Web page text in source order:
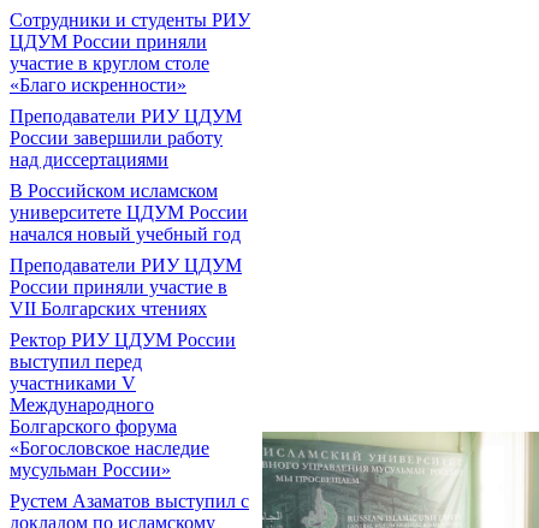
Сотрудники и студенты РИУ
ЦДУМ России приняли
участие в круглом столе
«Благо искренности»
Преподаватели РИУ ЦДУМ
России завершили работу
над диссертациями
В Российском исламском
университете ЦДУМ России
начался новый учебный год
Преподаватели РИУ ЦДУМ
России приняли участие в
VII Болгарских чтениях
Ректор РИУ ЦДУМ России
выступил перед
участниками V
Международного
Болгарского форума
«Богословское наследие
мусульман России»
Рустем Азаматов выступил с
докладом по исламскому